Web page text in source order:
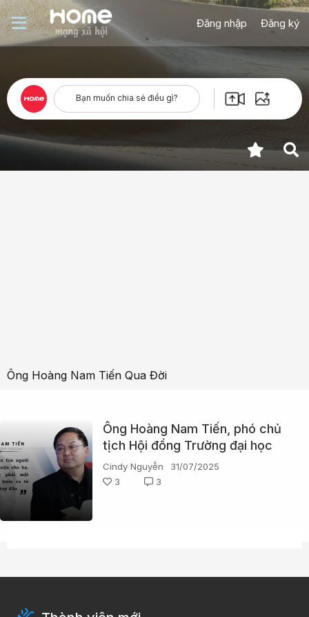
Đăng nhập Đăng ký
Bạn muốn chia sẻ điều gì?
Ông Hoàng Nam Tiến Qua Đời
Ông Hoàng Nam Tiến, phó chủ
tịch Hội đồng Trường đại học
FPT, đột ngột qua đời
Cindy Nguyễn
31/07/2025
3
3